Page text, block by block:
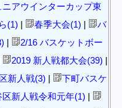
ニアウインターカップ東
(1) | 春季大会(1) |
バ
|
2/16 バスケットボー
2019 新人戦都大会(39) |
新人戦(3) |
下町バスケ
区新人戦令和元年(1) |